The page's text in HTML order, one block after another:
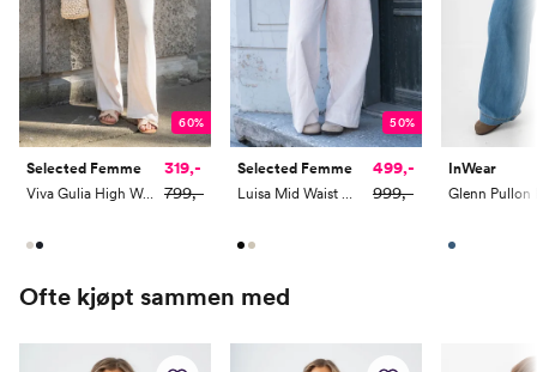
60%
Selected Femme
Viva Gulia High Waist Long Sun Pant
319,-
799,-
50%
Selected Femme
Luisa Mid Waist Wide Linen Blend Pant
499,-
999,-
InWear
Glenn Pullon
Ofte kjøpt sammen med